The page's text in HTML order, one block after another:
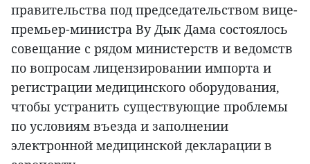
правительства под председательством вице-
премьер-министра Ву Дык Дама состоялось
совещание с рядом министерств и ведомств
по вопросам лицензировании импорта и
регистрации медицинского оборудования,
чтобы устранить существующие проблемы
по условиям въезда и заполнении
электронной медицинской декларации в